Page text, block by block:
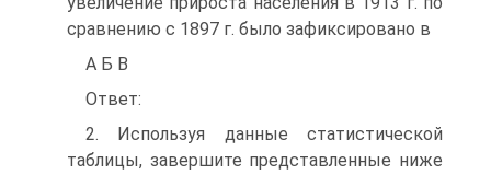
сравнению с 1897 г. было зафиксировано в
А Б В
Ответ:
2. Используя данные статистической
таблицы, завершите представленные ниже